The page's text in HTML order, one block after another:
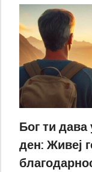
Бог ти
ден: Живеј